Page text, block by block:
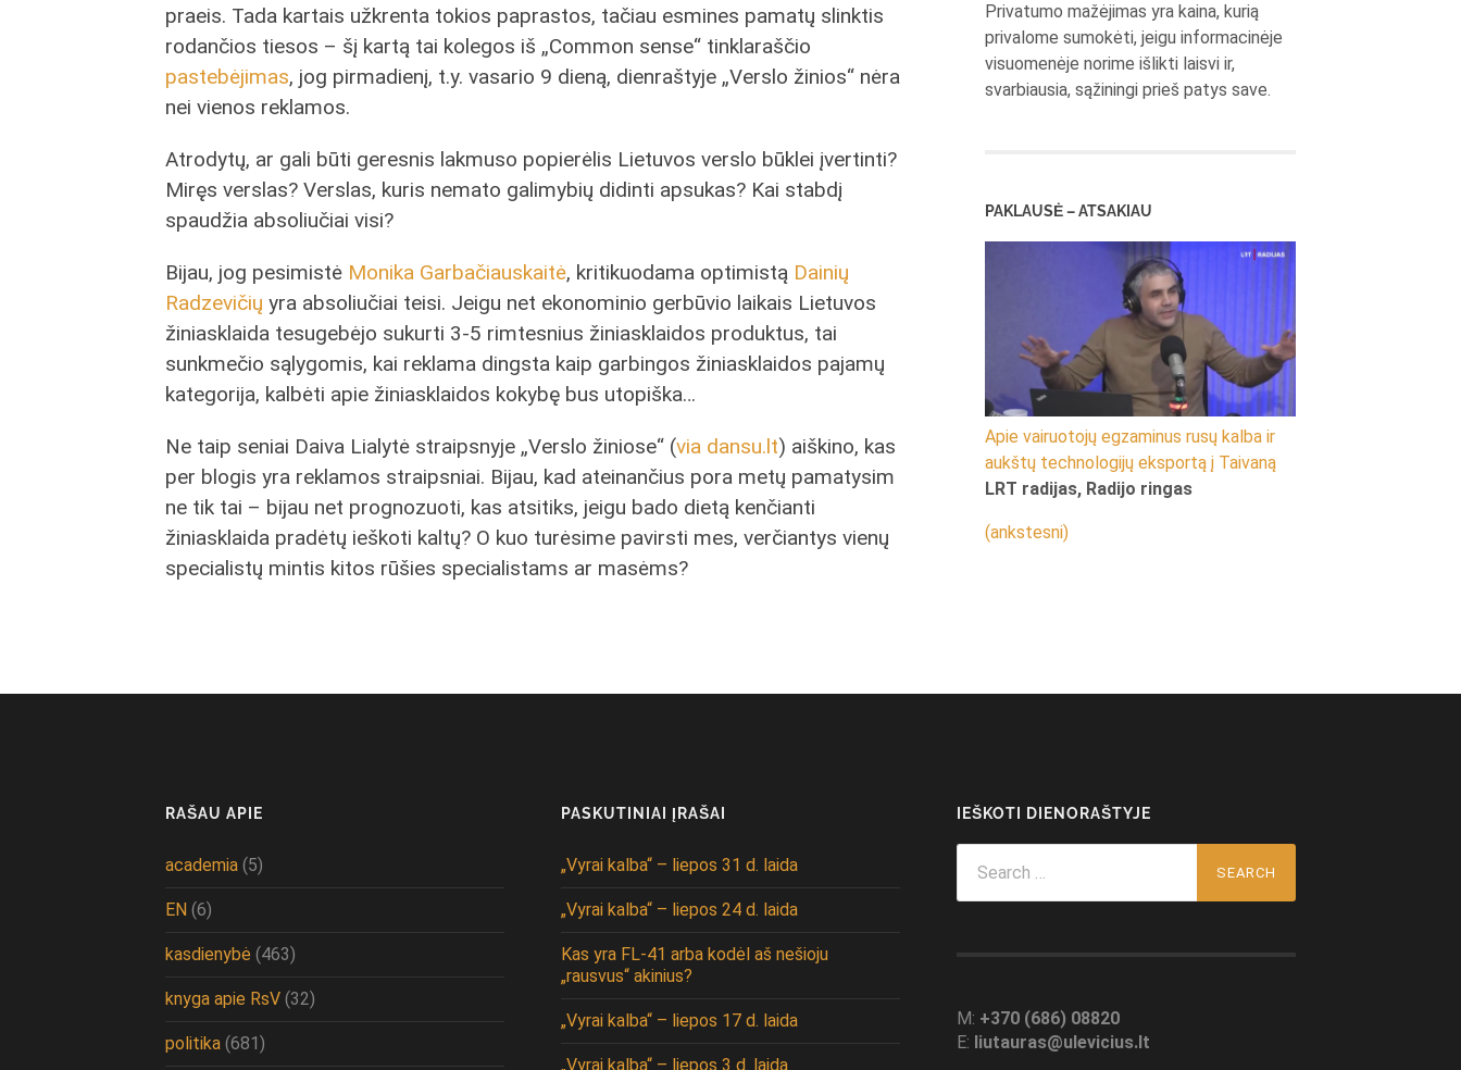
praeis. Tada kartais užkrenta tokios paprastos, tačiau esmines pamatų slinktis
rodančios tiesos – šį kartą tai kolegos iš „Common sense“ tinklaraščio
pastebėjimas, jog pirmadienį, t.y. vasario 9 dieną, dienraštyje „Verslo žinios“ nėra
nei vienos reklamos.
Atrodytų, ar gali būti geresnis lakmuso popierėlis Lietuvos verslo būklei įvertinti?
Miręs verslas? Verslas, kuris nemato galimybių didinti apsukas? Kai stabdį
spaudžia absoliučiai visi?
Bijau, jog pesimistė Monika Garbačiauskaitė, kritikuodama optimistą Dainių
Radzevičių yra absoliučiai teisi. Jeigu net ekonominio gerbūvio laikais Lietuvos
žiniasklaida tesugebėjo sukurti 3-5 rimtesnius žiniasklaidos produktus, tai
sunkmečio sąlygomis, kai reklama dingsta kaip garbingos žiniasklaidos pajamų
kategorija, kalbėti apie žiniasklaidos kokybę bus utopiška…
Ne taip seniai Daiva Lialytė straipsnyje „Verslo žiniose“ (via dansu.lt) aiškino, kas
per blogis yra reklamos straipsniai. Bijau, kad ateinančius pora metų pamatysim
ne tik tai – bijau net prognozuoti, kas atsitiks, jeigu bado dietą kenčianti
žiniasklaida pradėtų ieškoti kaltų? O kuo turėsime pavirsti mes, verčiantys vienų
specialistų mintis kitos rūšies specialistams ar masėms?
Privatumo mažėjimas yra kaina, kurią
privalome sumokėti, jeigu informacinėje
visuomenėje norime išlikti laisvi ir,
svarbiausia, sąžiningi prieš patys save.
PAKLAUSĖ – ATSAKIAU
Apie vairuotojų egzaminus rusų kalba ir
aukštų technologijų eksportą į Taivaną
LRT radijas, Radijo ringas
(ankstesni)
RAŠAU APIE
academia (5)
EN (6)
kasdienybė (463)
knyga apie RsV (32)
politika (681)
PASKUTINIAI ĮRAŠAI
„Vyrai kalba“ – liepos 31 d. laida
„Vyrai kalba“ – liepos 24 d. laida
Kas yra FL-41 arba kodėl aš nešioju
„rausvus“ akinius?
„Vyrai kalba“ – liepos 17 d. laida
„Vyrai kalba“ – liepos 3 d. laida
IEŠKOTI DIENORAŠTYJE
for:
M: +370 (686) 08820
E: liutauras@ulevicius.lt